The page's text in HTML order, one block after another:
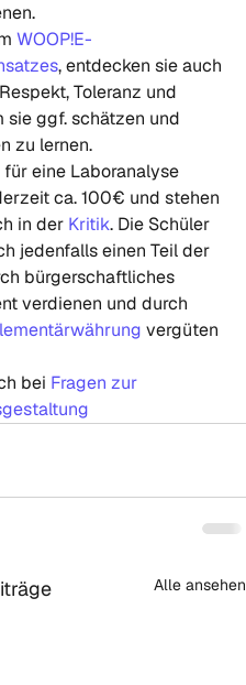
WOOP!E-
, entdecken sie auch
Toleranz und
sie ggf. schätzen und
zu lernen.
für eine Laboranalyse
ca. 100€ und stehen
in der Kritik. Die Schüler
jedenfalls einen Teil der
bürgerschaftliches
verdienen und durch
vergüten
bei Fragen zur
Alle ansehen